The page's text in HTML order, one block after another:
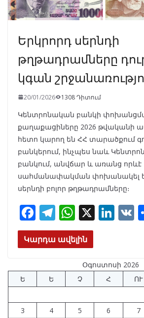
Երկրորդ սերնդի
թղթադրամները
կգան
20/01/2026 1308 Դիտում
Կենտրոնական բանկի
քաղաքացիները 2026 թվականի
հետո կարող են ՀՀ տարածքում
բանկերում, ինչպես նաև
բանկում, անվճար և առանց որևէ
սահմանափակման փոխանակել
սերնդի բոլոր թղթադրամները։
F
ac
e
o
o
k
T
el
e
a
m
W
h
at
A
p
p
X Li
e
dI
n
V
Կարդա ավելին
Օգոստոսի 2026
Ե
Ե Չ Հ ՈՒ
3
4 5 6 7